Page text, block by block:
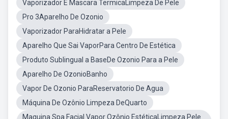
Vaporizador E Mascara TermicaLimpeza De Pele
Pro 3Aparelho De Ozonio
Vaporizador ParaHidratar a Pele
Aparelho Que Sai VaporPara Centro De Estética
Produto Sublingual a BaseDe Ozonio Para a Pele
Aparelho De OzonioBanho
Vapor De Ozonio ParaReservatorio De Agua
Máquina De Ozônio Limpeza DeQuarto
Maquina Spa Facial Vapor Ozônio EstéticaLimpeza Pele